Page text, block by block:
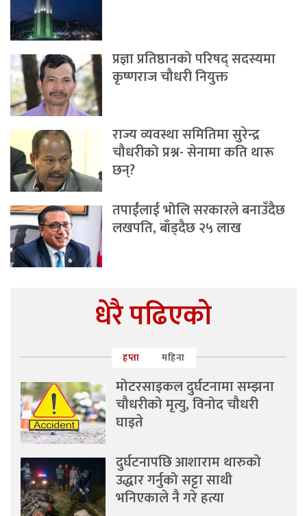
प्रज्ञा प्रतिष्ठानको परिषद् सदस्यमा
कृष्णराज चौधरी नियुक्त
राज्य व्यवस्था समितिमा सुरेन्द्र
चौधरीको प्रश्न- सेनामा कति थारू
छन्?
तपाईंलाई भोलि सरकारले बनाउँदैछ
लखपति, बाँड्दैछ २५ लाख
धेरै पढिएको
हप्ता महिना
मोटरसाइकल दुर्घटनामा सम्झना
चौधरीको मृत्यु, विनोद चौधरी
घाइते
दुर्घटनापछि आशाराम थारुको
उद्धार गर्नुको सट्टा साथी
भनिएकाले नै गरे हत्या